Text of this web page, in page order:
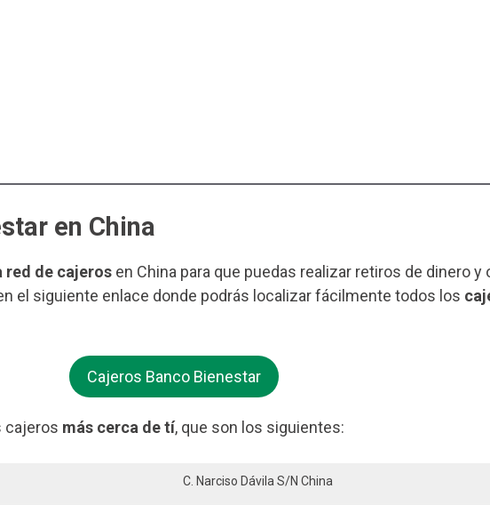
en China
red de cajeros en China para que puedas realizar retiros de dinero
el siguiente enlace donde podrás localizar fácilmente todos los
Cajeros Banco Bienestar
cajeros más cerca de tí, que son los siguientes:
C. Narciso Dávila S/n China